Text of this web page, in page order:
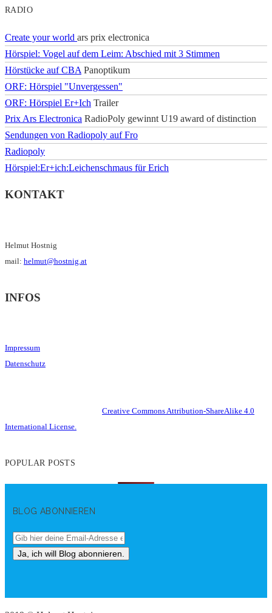
RADIO
Create your world ars prix electronica
Hörspiel: Vogel auf dem Leim: Abschied mit 3 Stimmen
Hörstücke auf CBA Panoptikum
ORF: Hörspiel "Unvergessen"
ORF: Hörspiel Er+Ich Trailer
Prix Ars Electronica RadioPoly gewinnt U19 award of distinction
Sendungen von Radiopoly auf Fro
Radiopoly
Hörspiel:Er+ich:Leichenschmaus für Erich
KONTAKT
Helmut Hostnig
mail: helmut@hostnig.at
INFOS
Impressum
Datenschutz
Creative Commons Attribution-ShareAlike 4.0
International License.
POPULAR POSTS
BLOG ABONNIEREN